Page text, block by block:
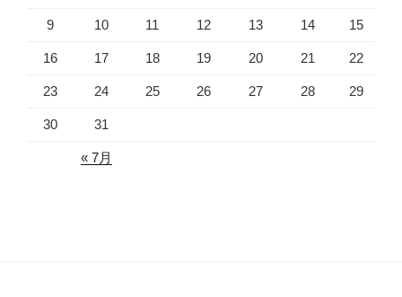
9 10 11 12 13 14 15
16 17 18 19 20 21 22
23 24 25 26 27 28 29
30 31
« 7月